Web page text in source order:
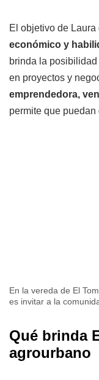
El objetivo de Laura
económico y
brinda la
en proyectos y
emprendedora,
permite que
En la vereda de El
es invitar a la
Qué brinda
agrourbano